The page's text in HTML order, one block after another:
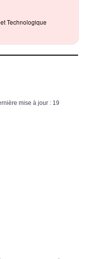
Technologique
mise à jour : 19